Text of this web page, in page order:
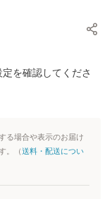
を確認してくださ
る場合や表示のお届け
。（送料・配送につい